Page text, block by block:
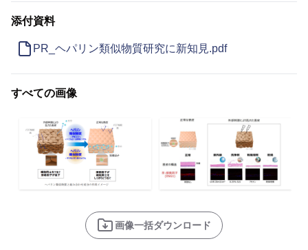
添付資料
PR_ヘパリン類似物質研究に新知見.pdf
すべての画像
画像一括ダウンロード